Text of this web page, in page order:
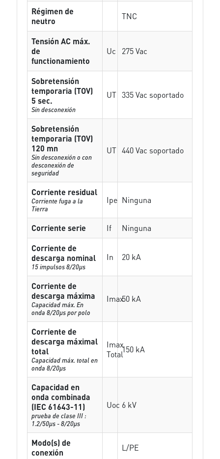
Régimen de
neutro
TNC
Tensión AC máx.
de
functionamiento
Uc 275 Vac
Sobretensión
temporaria (TOV)
5 sec.
Sin desconexión
UT 335 Vac soportado
Sobretensión
temporaria (TOV)
120 mn
Sin desconexión o con
desconexión de
seguridad
UT 440 Vac soportado
Corriente residual
Corriente fuga a la
Tierra
Ipe Ninguna
Corriente serie If
Ninguna
Corriente de
descarga nominal
15 impulsos 8/20µs
In 20 kA
Corriente de
descarga máxima
Capacidad máx. En
onda 8/20µs por polo
Imax50 kA
Corriente de
descarga máximal
total
Capacidad máx. total en
onda 8/20µs
Imax
Total150 kA
Capacidad en
onda combinada
(IEC 61643-11)
prueba de clase III :
1.2/50µs - 8/20µs
Uoc 6 kV
Modo(s) de
conexión
L/PE